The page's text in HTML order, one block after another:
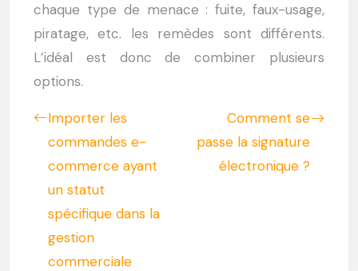
chaque type de menace : fuite, faux-usage,
piratage, etc. les remèdes sont différents.
L’idéal est donc de combiner plusieurs
options.
Importer les
commandes e-
commerce ayant
un statut
spécifique dans la
gestion
commerciale
Comment se
passe la signature
électronique ?